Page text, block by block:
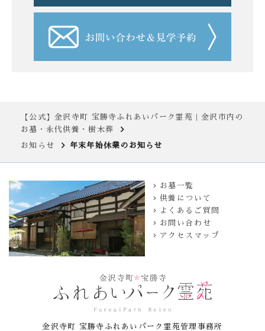
【公式】金沢寺町 宝勝寺ふれあいパーク霊苑｜金沢市内の
お墓・永代供養・樹木葬
お知らせ 年末年始休業のお知らせ
お墓一覧
供養について
よくあるご質問
お問い合わせ
アクセスマップ
金沢寺町 宝勝寺ふれあいパーク霊苑管理事務所